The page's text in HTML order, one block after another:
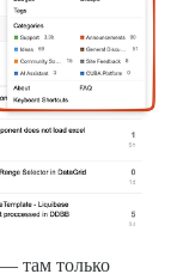
там только